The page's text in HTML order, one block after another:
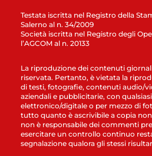
Testata iscritta nel Registro della
Salerno al n. 34/2009
Società iscritta nel Registro degli
l’AGCOM al n. 20133
La riproduzione dei contenuti
riservata. Pertanto, è vietata la
di testi, fotografie, contenuti audio/
aziendali e pubblicitarie, con
elettronico/digitale o per mezzo di
tutto quanto è ascrivibile a copia
non è responsabile dei commenti
esercitare un controllo continuo
segnalazione qualora gli stessi